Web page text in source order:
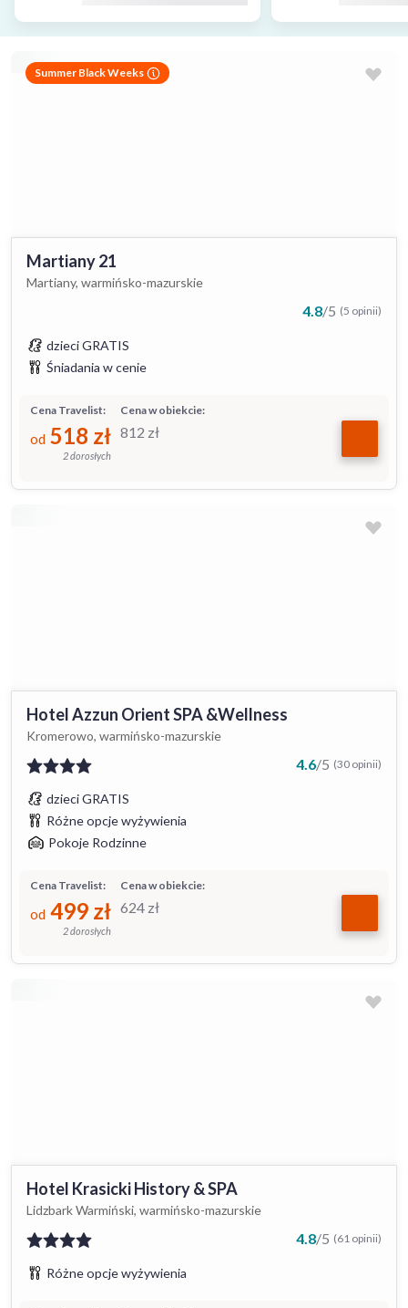
Summer Black Weeks
Martiany 21
Martiany, warmińsko-mazurskie
4.8/5 (5 opinii)
dzieci GRATIS
Śniadania w cenie
Cena w obiekcie:
812 zł
Cena Travelist:
od 518 zł
2 dorosłych
Hotel Azzun Orient SPA &Wellness
Kromerowo, warmińsko-mazurskie
4.6/5 (30 opinii)
dzieci GRATIS
Różne opcje wyżywienia
Pokoje Rodzinne
Cena w obiekcie:
624 zł
Cena Travelist:
od 499 zł
2 dorosłych
Hotel Krasicki History & SPA
Lidzbark Warmiński, warmińsko-mazurskie
4.8/5 (61 opinii)
Różne opcje wyżywienia